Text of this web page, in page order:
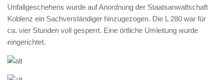
Unfallgeschehens wurde auf Anordnung der Staatsanwaltschaft
Koblenz ein Sachverständiger hinzugezogen. Die L 280 war für
ca. vier Stunden voll gesperrt. Eine örtliche Umleitung wurde
eingerichtet.